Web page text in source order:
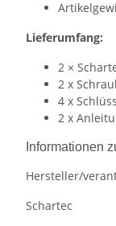
Lieferumfang:
2 ×
2 x
4 x
2 x
Informationen
Hersteller/
Schartec